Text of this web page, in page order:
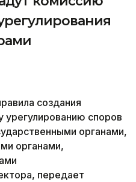
создания
споров
органами,
органами,
передает